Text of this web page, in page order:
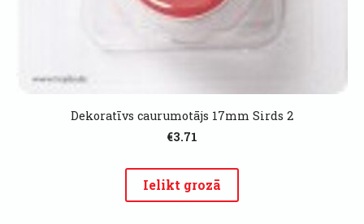
Dekoratīvs caurumotājs 17mm Sirds 2
€3.71
Ielikt grozā